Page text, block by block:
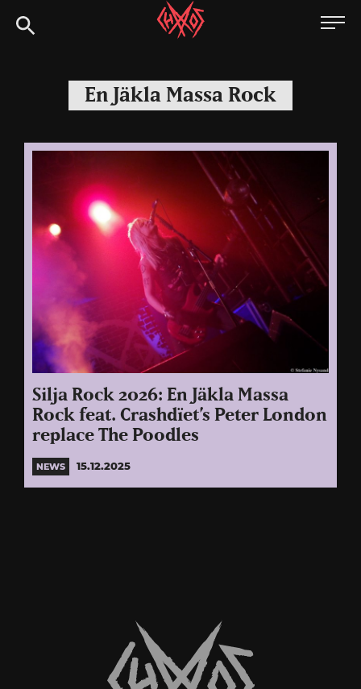
to
Chaoszine
Hardcore,
Indie,
En Jäkla Massa Rock
Silja Rock 2026: En Jäkla Massa
Rock feat. Crashdïet’s Peter London
replace The Poodles
NEWS 15.12.2025